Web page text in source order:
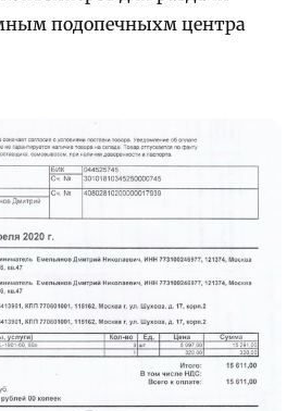
подопечныхм центра